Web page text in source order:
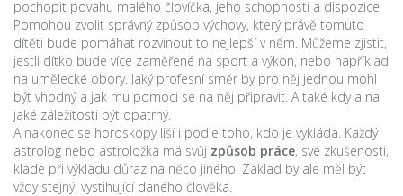
pochopit povahu malého človíčka, jeho schopnosti a dispozice.
Pomohou zvolit správný způsob výchovy, který právě tomuto
dítěti bude pomáhat rozvinout to nejlepší v něm. Můžeme zjistit,
jestli dítko bude více zaměřené na sport a výkon, nebo například
na umělecké obory. Jaký profesní směr by pro něj jednou mohl
být vhodný a jak mu pomoci se na něj připravit. A také kdy a na
jaké záležitosti být opatrný.
A nakonec se horoskopy liší i podle toho, kdo je vykládá. Každý
astrolog nebo astroložka má svůj způsob práce, své zkušenosti,
klade při výkladu důraz na něco jiného. Základ by ale měl být
vždy stejný, vystihující daného člověka.